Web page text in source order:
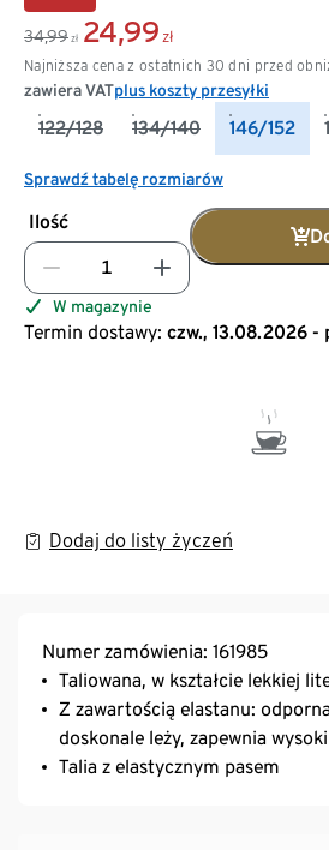
34,99 zł 24,99 zł
Najniższa cena z ostatnich 30 dni przed
zawiera VATplus koszty przesyłki
122/128 134/140 146/152
Sprawdź tabelę rozmiarów
Ilość
W magazynie
Termin dostawy: czw., 13.08.2026 -
Dodaj do listy życzeń
Numer zamówienia: 161985
Taliowana, w kształcie lekkiej
Z zawartością elastanu:
doskonale leży, zapewnia
Talia z elastycznym pasem